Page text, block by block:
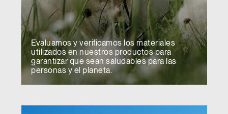
Evaluamos y verificamos los materiales
utilizados en nuestros productos para
garantizar que sean saludables para las
personas y el planeta.